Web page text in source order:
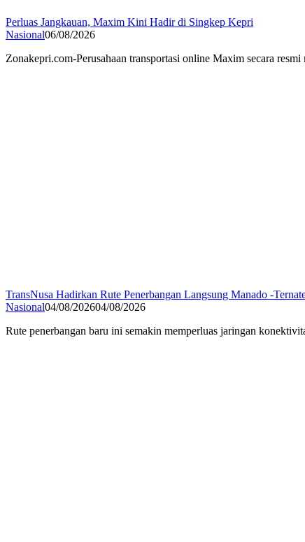
Perluas Jangkauan, Maxim Kini Hadir di Singkep Kepri
Nasional06/08/2026
Zonakepri.com-Perusahaan transportasi online Maxim secara
TransNusa Hadirkan Rute Penerbangan Langsung Manado -
Nasional04/08/202604/08/2026
Rute penerbangan baru ini semakin memperluas jaringan